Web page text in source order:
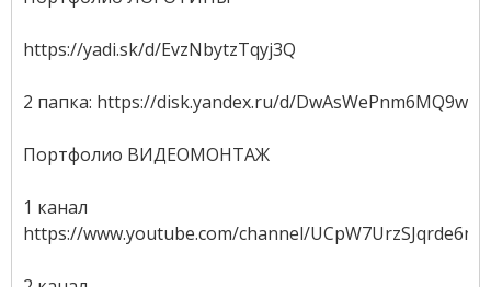
https://yadi.sk/d/EvzNbytzTqyj3Q
2 папка: https://disk.yandex.ru/d/DwAsWePnm6MQ9w
Портфолио ВИДЕОМОНТАЖ
1 канал
https://www.youtube.com/channel/